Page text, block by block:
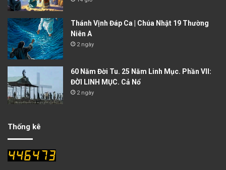
Thánh Vịnh Đáp Ca | Chúa Nhật 19 Thường
Niên A
2 ngày
60 Năm Đời Tu. 25 Năm Linh Mục. Phần VII:
ĐỜI LINH MỤC. Cả Nổ
2 ngày
Thống kê